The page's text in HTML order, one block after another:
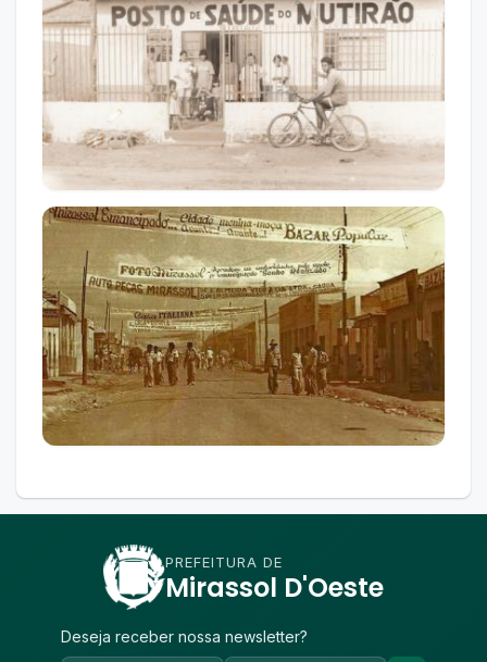
PREFEITURA DE
Mirassol D'Oeste
Deseja receber nossa newsletter?